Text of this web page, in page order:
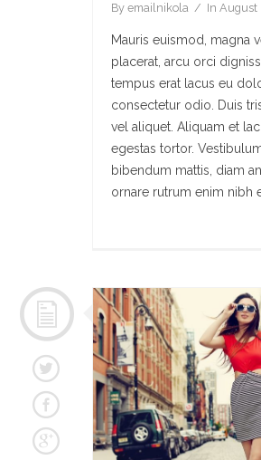
By emailnikola In August
Mauris euismod, magna
placerat, arcu orci
tempus erat lacus eu
consectetur odio. Duis
vel aliquet. Aliquam et
egestas tortor.
bibendum mattis, diam
ornare rutrum enim nibh